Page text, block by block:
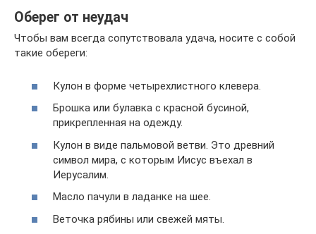
Оберег от неудач
Чтобы вам всегда сопутствовала удача, носите с собой
такие обереги:
Кулон в форме четырехлистного клевера.
Брошка или булавка с красной бусиной,
прикрепленная на одежду.
Кулон в виде пальмовой ветви. Это древний
символ мира, с которым Иисус въехал в
Иерусалим.
Масло пачули в ладанке на шее.
Веточка рябины или свежей мяты.